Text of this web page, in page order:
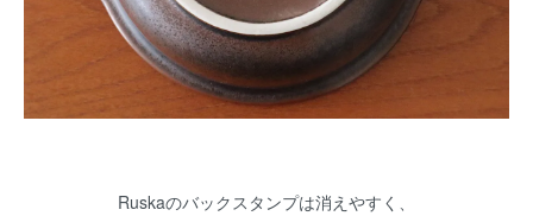
Ruskaのバックスタンプは消えやすく、